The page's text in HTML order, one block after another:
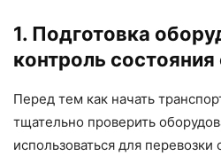
1. Подготовка
контроль
Перед тем как начать
тщательно проверить
использоваться для